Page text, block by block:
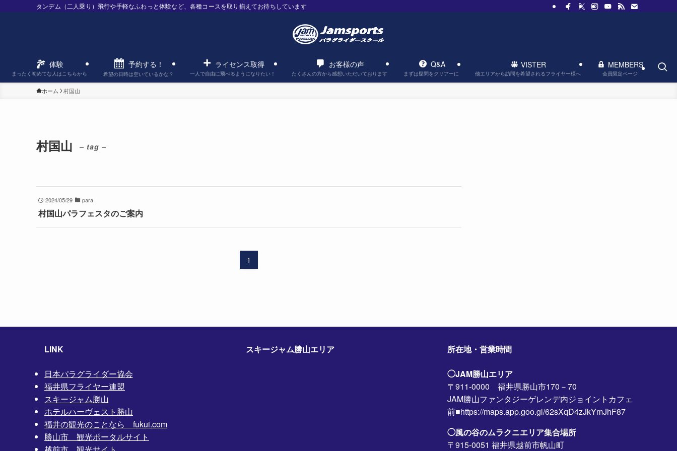
タンデム（二人乗り）飛行や手軽なふわっと体験など、各種コースを取り揃えてお待ちしています
体験
まったく初めてな人はこちらから
予約する！
希望の日時は空いているかな？
ライセンス取得
一人で自由に飛べるようになりたい！
お客様の声
たくさんの方から感想いただいております
Q&A
まずは疑問をクリアーに
VISTER
他エリアから訪問を希望されるフライヤー様へ
MEMBERS
会員限定ページ
ホーム 村国山
村国山 – tag –
2024/05/29 para
村国山パラフェスタのご案内
1
LINK
日本パラグライダー協会
福井県フライヤー連盟
スキージャム勝山
ホテルハーヴェスト勝山
福井の観光のことなら fukui.com
勝山市 観光ポータルサイト
スキージャム勝山エリア 所在地・営業時間
◯JAM勝山エリア
〒911-0000 福井県勝山市170－70
JAM勝山ファンタジーゲレンデ内ジョイントカフェ
前■https://maps.app.goo.gl/62sXqD4zJkYmJhF87
◯風の谷のムラクニエリア集合場所
〒915-0051 福井県越前市帆山町